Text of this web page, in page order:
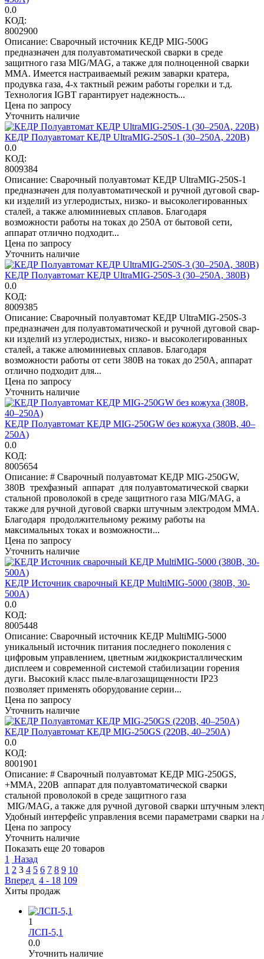
0.0
КОД:
8002900
Описание: Сварочный источник КЕДР MIG-500G
предназначен для полуавтоматической сварки в среде
защитного газа MIG/MAG, а также для полноценной сварки
MMA. Имеется настраиваемый режим заварки кратера,
продувка газа, 4-х тактный режим работы горелки и т.д.
Технология IGBT гарантирует надежность...
Цена по запросу
Уточнить наличие
КЕДР Полуавтомат КЕДР UltraMIG-250S-1 (30–250А, 220В)
0.0
КОД:
8009384
Описание: Сварочный полуавтомат КЕДР UltraMIG-250S-1
предназначен для полуавтоматической и ручной дуговой свар­
ки изделий из углеродистых, низко- и высоколегированных
сталей, а также алюминиевых сплавов. Благода­ря
возможности работы на токах до 250А от бытовой сети,
аппарат отлично подходит...
Цена по запросу
Уточнить наличие
КЕДР Полуавтомат КЕДР UltraMIG-250S-3 (30–250А, 380В)
0.0
КОД:
8009385
Описание: Сварочный полуавтомат КЕДР UltraMIG-250S-3
предназначен для полуавтоматической и ручной дуговой свар­
ки изделий из углеродистых, низко- и высоколегированных
сталей, а также алюминиевых сплавов. Благо­даря
возможности работы от сети 380В на токах до 250А, аппарат
отлично подходит для...
Цена по запросу
Уточнить наличие
КЕДР Полуавтомат КЕДР MIG-250GW без кожуха (380В, 40–
250А)
0.0
КОД:
8005654
Описание: # Сварочный полуавтомат КЕДР MIG-250GW,
380В трехфазный аппарат для полуавтоматической сварки
стальной проволокой в среде защитного газа MIG/MAG, а
также для ручной дуговой сварки штучным электродом MMA.
Благодаря продолжительному режиму работы на
максимальных токах и возможности...
Цена по запросу
Уточнить наличие
КЕДР Источник сварочный КЕДР MultiMIG-5000 (380В, 30-
500А)
0.0
КОД:
8005448
Описание: Сварочный источник КЕДР MultiMIG-5000
уникальный источник питания последнего поколения с
цифровым управлением, цветным жидкокристаллическим
дисплеем и современной системой стабилизации горения
дуги. Высокий класс пыле-влагозащищенности IP23
позволяет применять оборудование серии...
Цена по запросу
Уточнить наличие
КЕДР Полуавтомат КЕДР MIG-250GS (220В, 40–250А)
0.0
КОД:
8001901
Описание: # Сварочный полуавтомат КЕДР MIG-250GS,
+MMA, 220В аппарат для полуавтоматической сварки
стальной проволокой в среде защитного газа
MIG/MAG, а также для ручной дуговой сварки штучным
Удобный интерфейс управления всеми параметрами сварки на
Цена по запросу
Уточнить наличие
Показать еще 20 товаров
1
Назад
1 2 3 4 5 6 7 8 9 10
Вперед 4 - 18 109
Хиты продаж
1
ЛСП-5,1
0.0
Уточнить наличие